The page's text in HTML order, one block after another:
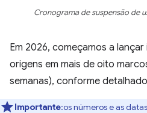
Cronograma de suspensão de
Em 2026, começamos a
origens em mais de oito
semanas), conforme
Importante:os números e as